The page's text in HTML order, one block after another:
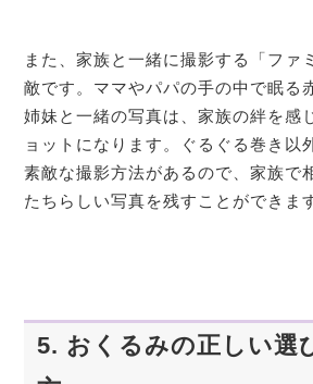
また、家族と一緒に撮影する「ファ
敵です。ママやパパの手の中で眠る
姉妹と一緒の写真は、家族の絆を感
ョットになります。ぐるぐる巻き以
素敵な撮影方法があるので、家族で
たちらしい写真を残すことができま
5. おくるみの正しい選